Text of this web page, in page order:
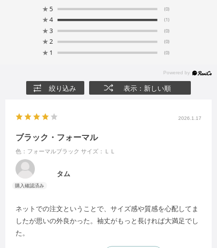
★ 5 (0)
★4 (1)
★3 (0)
★2 (0)
★ 1 (0)
絞り込み 表示：新しい順
2026.1.17
ブラック・フォーマル
色：フォーマルブラック サイズ：ＬＬ
タム
ネットでの注文ということで、サイズ感や質感を心配してま
したが思いの外良かった。袖丈がもっと長ければ大満足でし
た。